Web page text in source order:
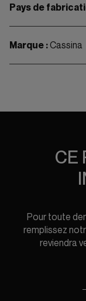
Pays de
Marque : Cassina
CE
Pour toute
remplissez
reviendra